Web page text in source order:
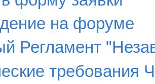
на форуме
Регламент
требования